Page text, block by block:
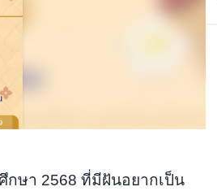
กษา 2568 ที่มีฝันอยากเป็น